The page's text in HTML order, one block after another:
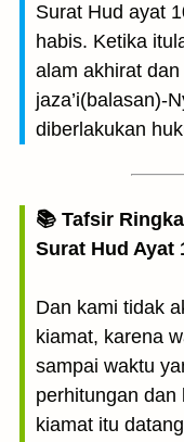
Surat Hud ayat
habis. Ketika
alam akhirat
jaza’i(balasan)-
diberlakukan
📚 Tafsir
Surat Hud Ayat
Dan kami tidak
kiamat, karena
sampai waktu
perhitungan dan
kiamat itu